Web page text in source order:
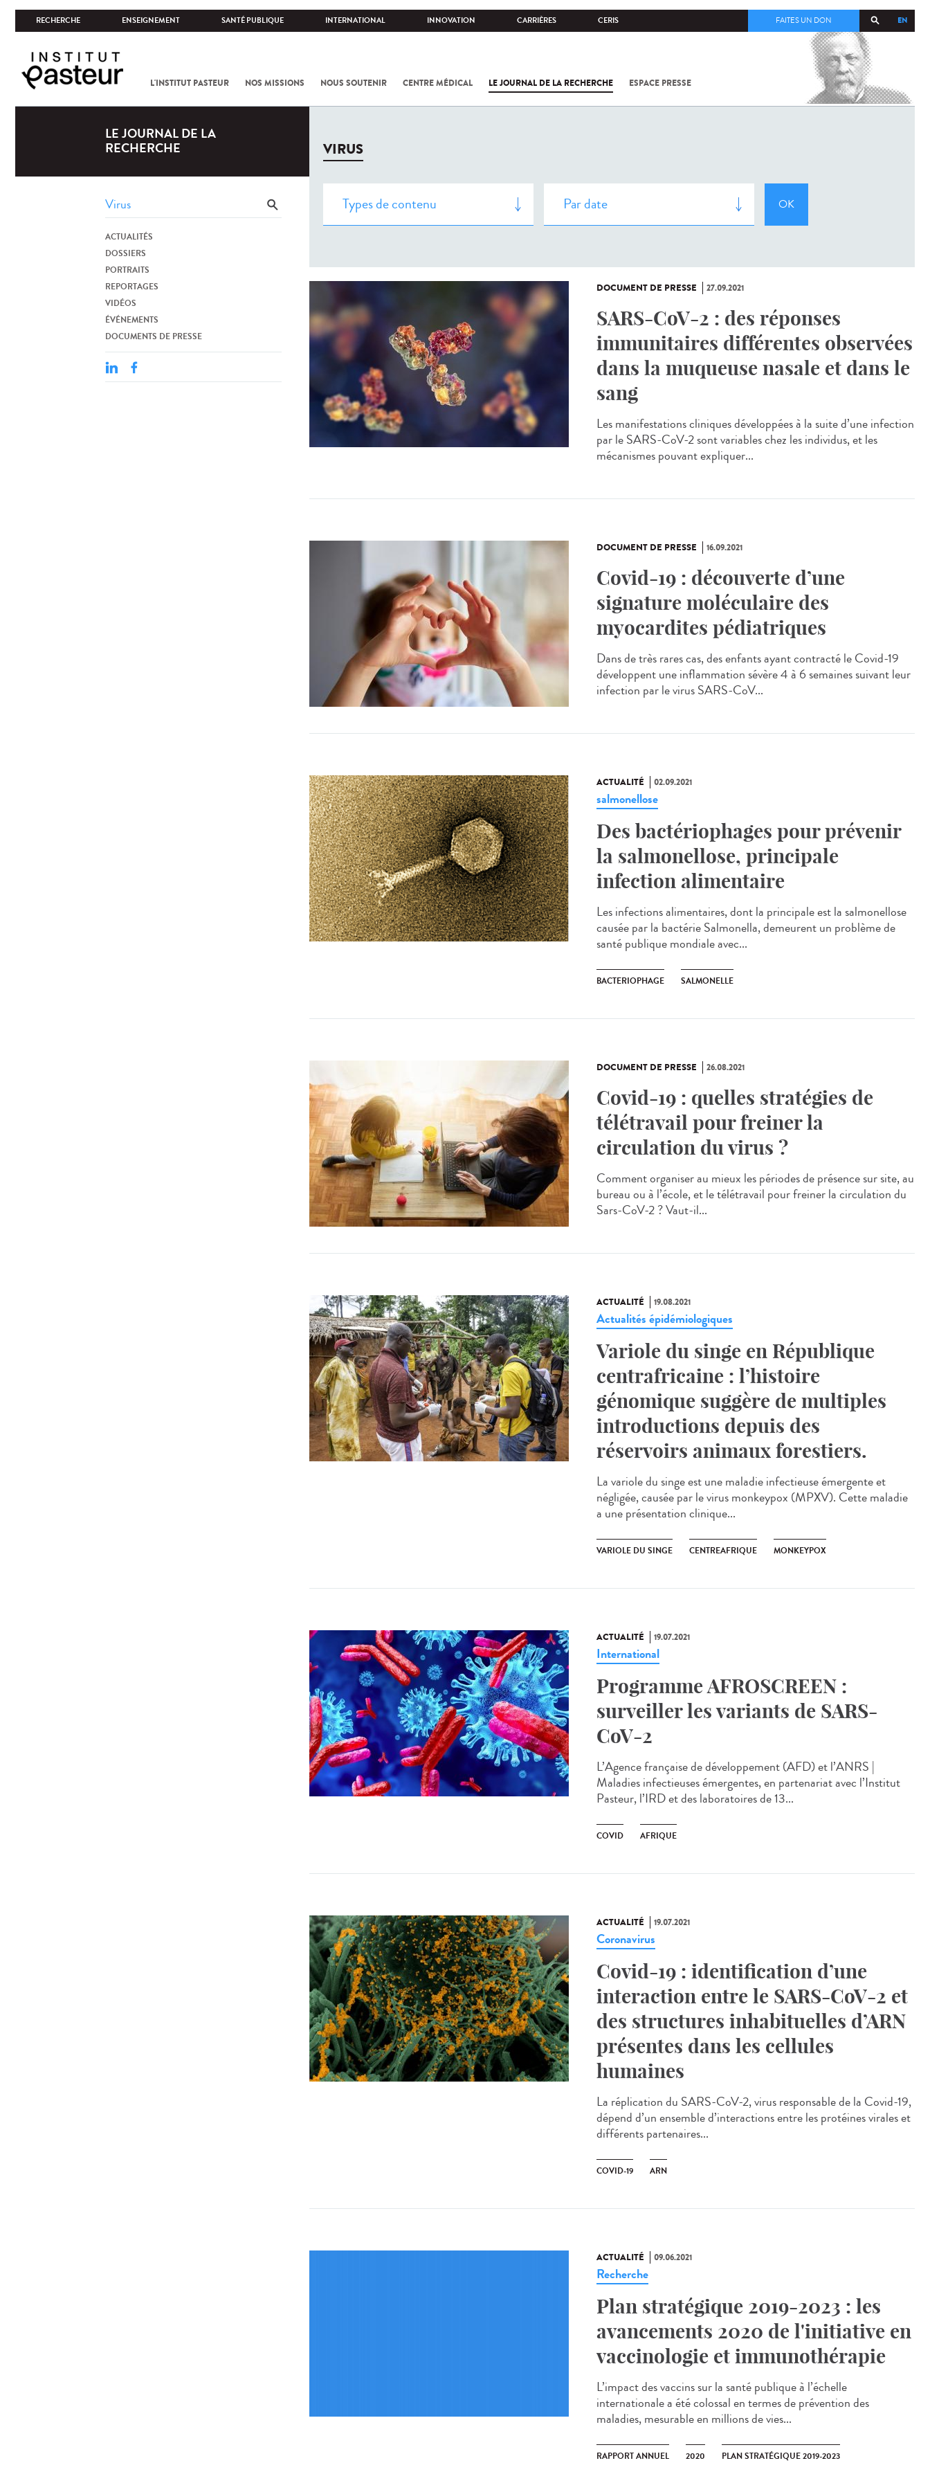
RECHERCHE ENSEIGNEMENT SANTÉ PUBLIQUE INTERNATIONAL INNOVATION CARRIÈRES CERIS EN
FAITES UN DON
L'INSTITUT PASTEUR NOS MISSIONS NOUS SOUTENIR CENTRE MÉDICAL LE JOURNAL DE LA RECHERCHE ESPACE PRESSE
COV-2 /
LE JOURNAL DE LA
RECHERCHE
ACTUALITÉS
DOSSIERS
PORTRAITS
REPORTAGES
VIDÉOS
ÉVÉNEMENTS
DOCUMENTS DE PRESSE
VIRUS
DOCUMENT DE PRESSE 27.09.2021
SARS-CoV-2 : des réponses
immunitaires différentes observées
dans la muqueuse nasale et dans le
sang
Les manifestations cliniques développées à la suite d’une infection
par le SARS-CoV-2 sont variables chez les individus, et les
mécanismes pouvant expliquer...
DOCUMENT DE PRESSE 16.09.2021
Covid-19 : découverte d’une
signature moléculaire des
myocardites pédiatriques
Dans de très rares cas, des enfants ayant contracté le Covid-19
développent une inflammation sévère 4 à 6 semaines suivant leur
infection par le virus SARS-CoV...
ACTUALITÉ 02.09.2021
salmonellose
Des bactériophages pour prévenir
la salmonellose, principale
infection alimentaire
Les infections alimentaires, dont la principale est la salmonellose
causée par la bactérie Salmonella, demeurent un problème de
santé publique mondiale avec...
BACTERIOPHAGE SALMONELLE
DOCUMENT DE PRESSE 26.08.2021
Covid-19 : quelles stratégies de
télétravail pour freiner la
circulation du virus ?
Comment organiser au mieux les périodes de présence sur site, au
bureau ou à l’école, et le télétravail pour freiner la circulation du
Sars-CoV-2 ? Vaut-il...
ACTUALITÉ 19.08.2021
Actualités épidémiologiques
Variole du singe en République
centrafricaine : l’histoire
génomique suggère de multiples
introductions depuis des
réservoirs animaux forestiers.
La variole du singe est une maladie infectieuse émergente et
négligée, causée par le virus monkeypox (MPXV). Cette maladie
a une présentation clinique...
VARIOLE DU SINGE CENTREAFRIQUE MONKEYPOX
ACTUALITÉ 19.07.2021
International
Programme AFROSCREEN :
surveiller les variants de SARS-
CoV-2
L’Agence française de développement (AFD) et l’ANRS |
Maladies infectieuses émergentes, en partenariat avec l’Institut
Pasteur, l’IRD et des laboratoires de 13...
COVID AFRIQUE
ACTUALITÉ 19.07.2021
Coronavirus
Covid-19 : identification d’une
interaction entre le SARS-CoV-2 et
des structures inhabituelles d’ARN
présentes dans les cellules
humaines
La réplication du SARS-CoV-2, virus responsable de la Covid-19,
dépend d’un ensemble d’interactions entre les protéines virales et
différents partenaires...
COVID-19 ARN
ACTUALITÉ 09.06.2021
Recherche
Plan stratégique 2019-2023 : les
avancements 2020 de l'initiative en
vaccinologie et immunothérapie
L’impact des vaccins sur la santé publique à l’échelle
internationale a été colossal en termes de prévention des
maladies, mesurable en millions de vies...
RAPPORT ANNUEL 2020 PLAN STRATÉGIQUE 2019-2023